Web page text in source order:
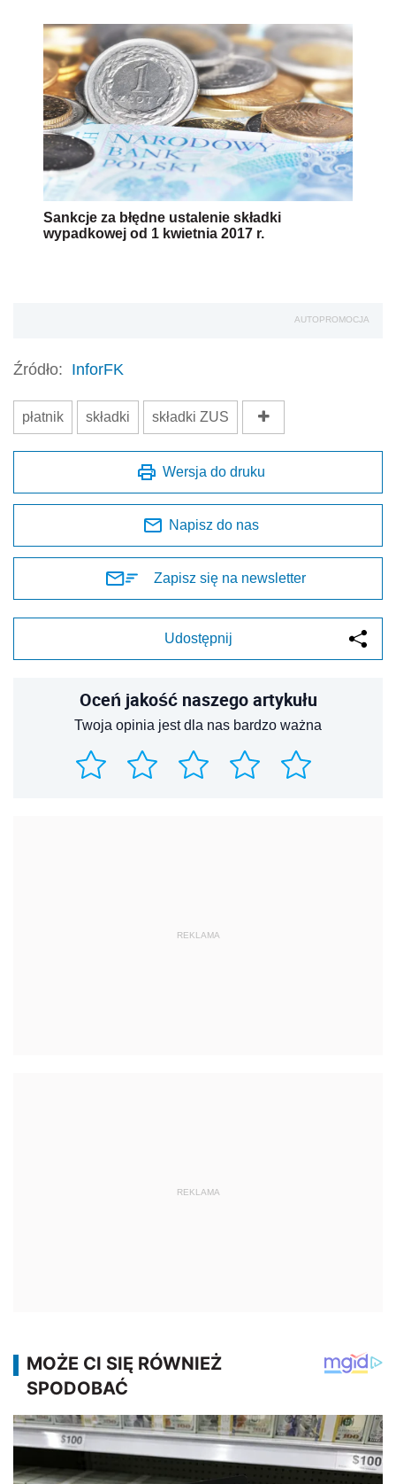
Sankcje za błędne ustalenie składki
wypadkowej od 1 kwietnia 2017 r.
AUTOPROMOCJA
Źródło: InforFK
płatnik składki składki ZUS
Wersja do druku
Napisz do nas
Zapisz się na newsletter
Udostępnij
Oceń jakość naszego artykułu
Twoja opinia jest dla nas bardzo ważna
REKLAMA
REKLAMA